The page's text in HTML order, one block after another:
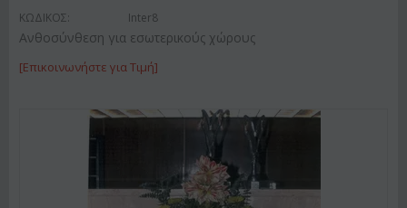
ΚΩΔΙΚΟΣ: Inter8
Ανθοσύνθεση για εσωτερικούς χώρους
[Επικοινωνήστε για Τιμή]